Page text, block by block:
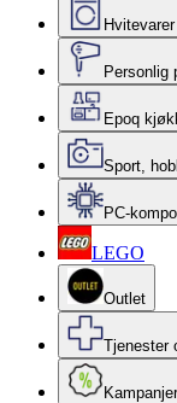
Hvitevarer
Personlig
Epoq
Sport,
PC-
LEGO
Outlet
Tjenester
Kampanjer